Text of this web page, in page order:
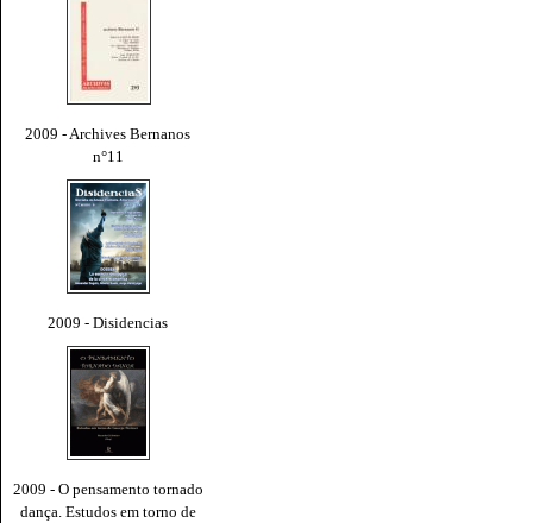
2009 - Archives Bernanos
n°11
2009 - Disidencias
2009 - O pensamento tornado
dança. Estudos em torno de